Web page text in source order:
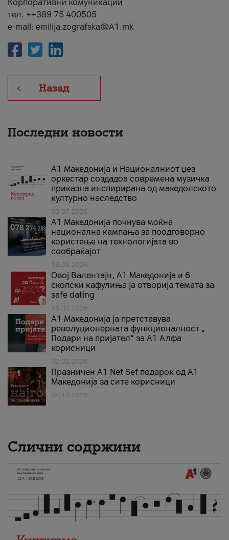
Корпоративни комуникации
тел. ++389 75 400505
e-mail: emilija.zografska@A1.mk
Назад
Последни новости
А1 Македонија и Националниот џез
оркестар создадоа современа музичка
приказна инспирирана од македонското
културно наследство
03.07.2026
A1 Македонија почнува моќна
национална кампања за поодговорно
користење на технологијата во
сообраќајот
18.05.2026
Овој Валентајн, A1 Македонија и 6
скопски кафулиња ја отворија темата за
safe dating
16.02.2026
А1 Македонија ја претставува
револуционерната функционалност „
Подари на пријател“ за А1 Алфа
корисници
02.02.2026
Празничен A1 Net Sеf подарок од А1
Македонија за сите корисници
04.12.2025
Слични содржини